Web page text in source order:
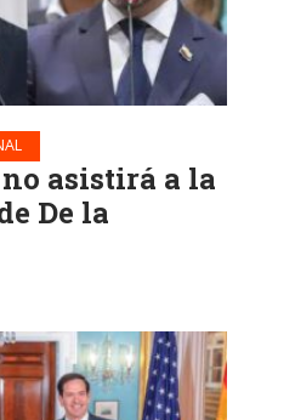
asistirá a la
De la